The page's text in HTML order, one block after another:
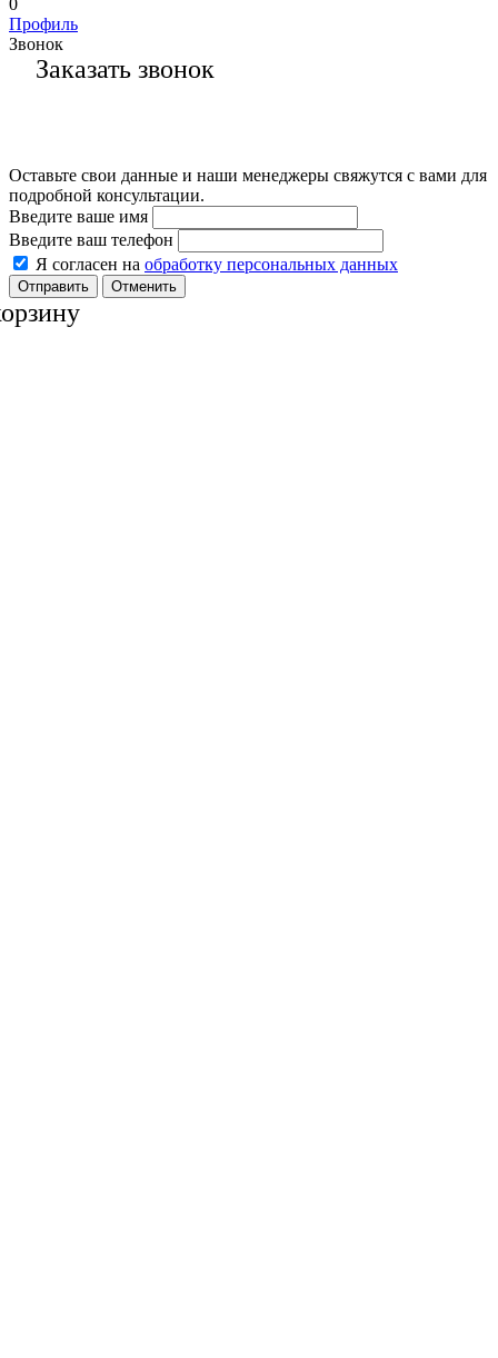
0
Профиль
Звонок
Заказать звонок
Оставьте свои данные и наши менеджеры свяжутся с вами для
подробной консультации.
Введите ваше имя
Введите ваш телефон
Я согласен на обработку персональных данных
Отменить